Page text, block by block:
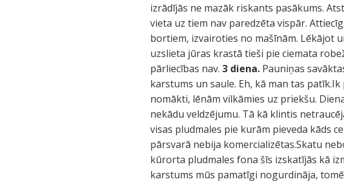
izrādījās ne mazāk riskants pasākums.
vieta uz tiem nav paredzēta vispār.
bortiem, izvairoties no mašīnām. Lēkājot
uzslieta jūras krastā tieši pie ciemata
pārliecības nav.3 diena. Pauniņas
karstums un saule. Eh, kā man tas
nomākti, lēnām vilkāmies uz priekšu.
nekādu veldzējumu. Tā kā klintis
visas pludmales pie kurām pieveda kāds
pārsvarā nebija komercializētas.Skatu
kūrorta pludmales fona šīs izskatījās kā
karstums mūs pamatīgi nogurdināja,